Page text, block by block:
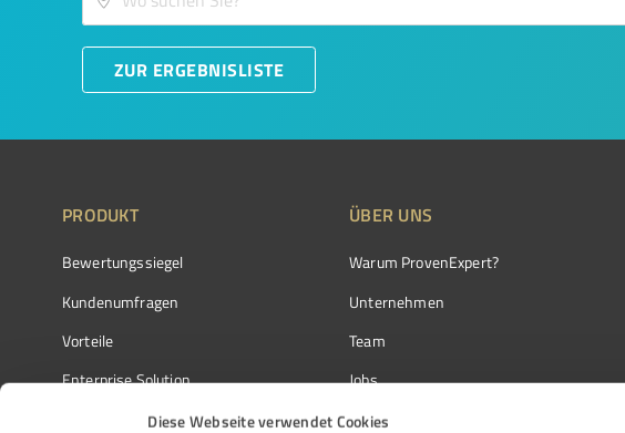
Diese Webseite verwendet Cookies
ZUR ERGEBNISLISTE
PRODUKT
Bewertungssiegel
Kundenumfragen
Vorteile
Enterprise Solution
Partnerprogramm
ÜBER UNS
Warum ProvenExpert?
Unternehmen
Team
Jobs
Kundenstimmen